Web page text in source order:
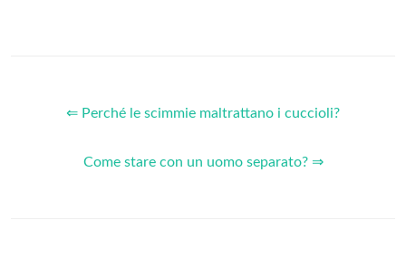
⇐ Perché le scimmie maltrattano i cuccioli?
Come stare con un uomo separato? ⇒